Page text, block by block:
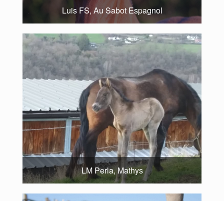
Luis FS, Au Sabot Espagnol
LM Perla, Mathys